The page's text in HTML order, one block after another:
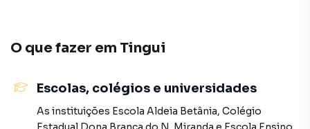
de estar cercado por excelentes opções gastronômicas e
áreas verdes.
Esta é a oportunidade de garantir um imóvel em uma
região valorizada, com toda a segurança e inovação que
você merece. Agende sua visita e conheça o seu futuro
O que fazer em Tingui
Escolas, colégios e universidades
As instituições Escola Aldeia Betânia, Colégio